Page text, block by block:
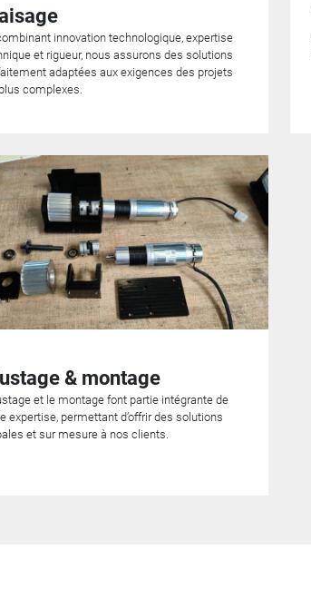
innovation technologique, expertise
et rigueur, nous assurons des solutions
adaptées aux exigences des projets
complexes.
& montage
et le montage font partie intégrante de
expertise, permettant d’offrir des solutions
et sur mesure à nos clients.